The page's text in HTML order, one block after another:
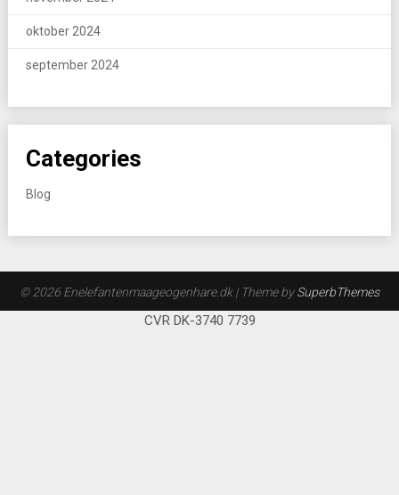
oktober 2024
september 2024
Categories
Blog
© 2026 Enelefantenmaageogenhare.dk| Theme bySuperbThemes
CVR DK-3740 7739